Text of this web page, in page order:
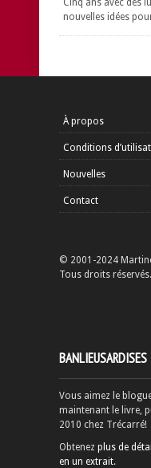
nouvelles idées
À propos
Conditions
Nouvelles
Contact
© 2001-2024
Tous droits réservés.
Vous aimez le
maintenant le livre,
2010 chez Trécarré!
Obtenez plus de
en un extrait.